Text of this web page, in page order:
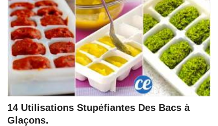
14 Utilisations Stupéfiantes Des Bacs à
Glaçons.